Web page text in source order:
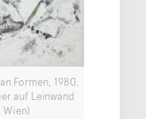
Formen, 1980,
auf Leinwand